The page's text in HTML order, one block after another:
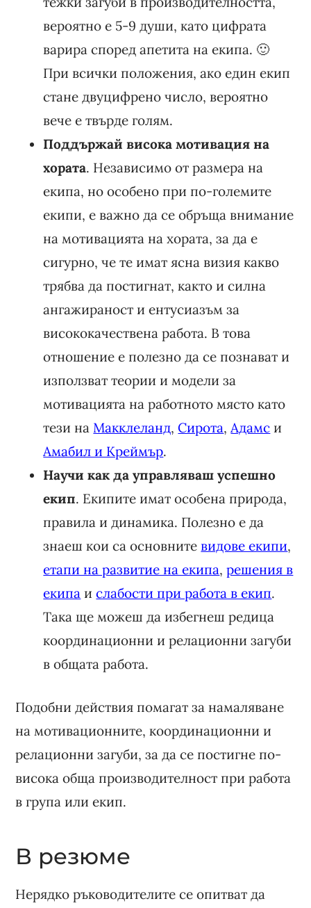
вероятно е 5-9 души, като цифрата
варира според апетита на екипа. 🙂
При всички положения, ако един екип
стане двуцифрено число, вероятно
вече е твърде голям.
Поддържай висока мотивация на
хората. Независимо от размера на
екипа, но особено при по-големите
екипи, е важно да се обръща внимание
на мотивацията на хората, за да е
сигурно, че те имат ясна визия какво
трябва да постигнат, както и силна
ангажираност и ентусиазъм за
висококачествена работа. В това
отношение е полезно да се познават и
използват теории и модели за
мотивацията на работното място като
тези наМакклеланд,Сирота,Адамс и
Амабил и Креймър.
Научи как да управляваш успешно
екип. Екипите имат особена природа,
правила и динамика. Полезно е да
знаеш кои са основните видове екипи,
етапи на развитие на екипа,решения в
екипа ислабости при работа в екип.
Така ще можеш да избегнеш редица
координационни и релационни загуби
в общата работа.
Подобни действия помагат за намаляване
на мотивационните, координационни и
релационни загуби, за да се постигне по-
висока обща производителност при работа
в група или екип.
В резюме
Нерядко ръководителите се опитват да